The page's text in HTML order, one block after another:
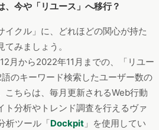
、今や「リユース」へ移行？
イクル」に、どれほどの関心が持た
みましょう。
月から2022年11月までの、「リユー
のキーワード検索したユーザー数の
こちらは、毎月更新されるWeb行動
ト分析やトレンド調査を行えるヴァ
析ツール「Dockpit 」を使用してい